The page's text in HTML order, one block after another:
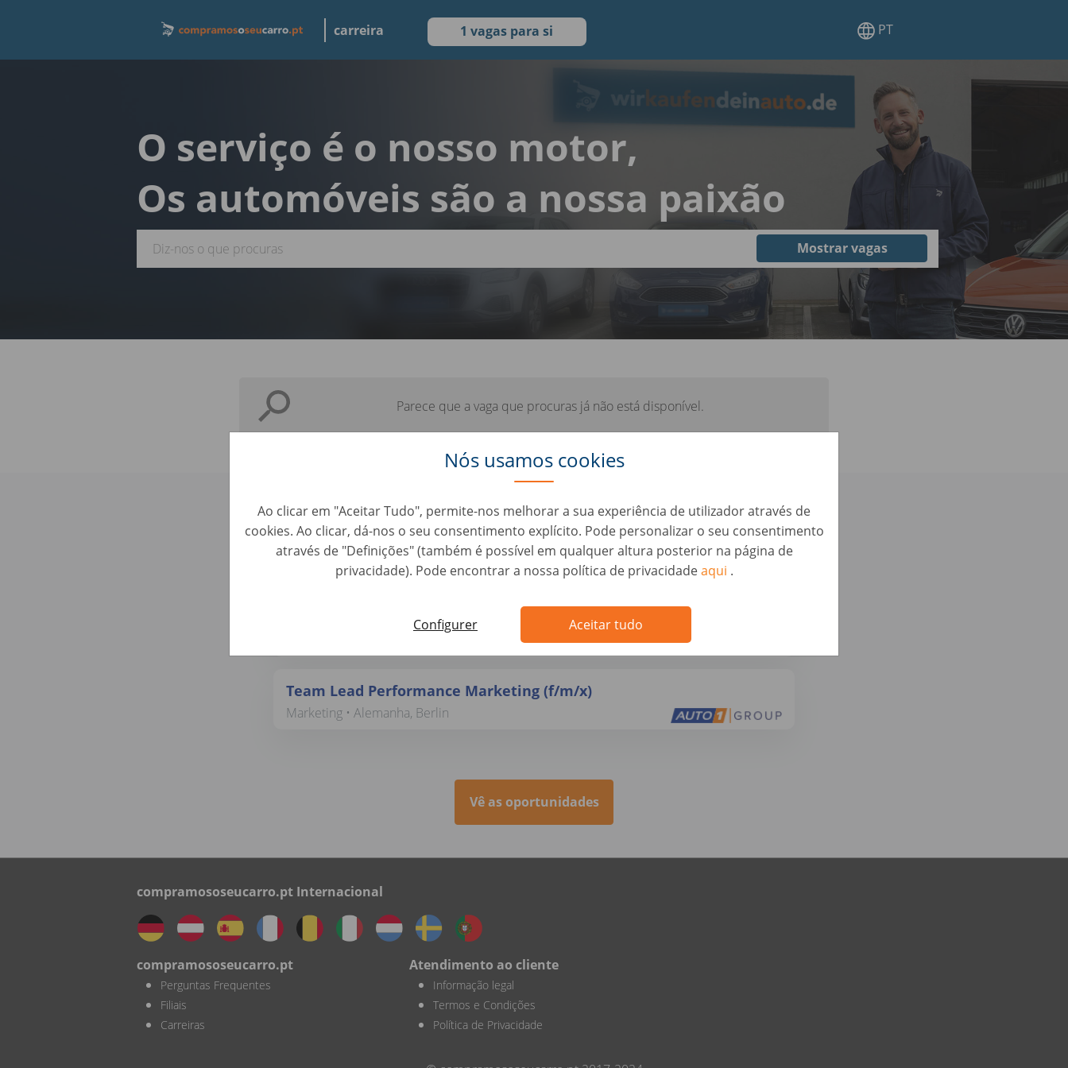
carreira 1 vagas para si PT
Nós usamos cookies
Ao clicar em "Aceitar Tudo", permite-nos melhorar a sua experiência de utilizador através de
cookies. Ao clicar, dá-nos o seu consentimento explícito. Pode personalizar o seu consentimento
através de "Definições" (também é possível em qualquer altura posterior na página de
privacidade). Pode encontrar a nossa política de privacidadeaqui .
Configurer Aceitar tudo
O serviço é o nosso motor,
Os automóveis são a nossa paixão
Mostrar vagas
Parece que a vaga que procuras já não está disponível.
Confere aqui algumas vagas parecidas que te podem
interessar:
Head of C2B Customer Journey – CRO & CRM (f/m/x)
Team Lead Performance Marketing (f/m/x)
Marketing • Alemanha, Berlin
Vê as oportunidades
compramososeucarro.pt Internacional
compramososeucarro.pt
Perguntas Frequentes
Filiais
Carreiras
Atendimento ao cliente
Informação legal
Termos e Condições
Política de Privacidade